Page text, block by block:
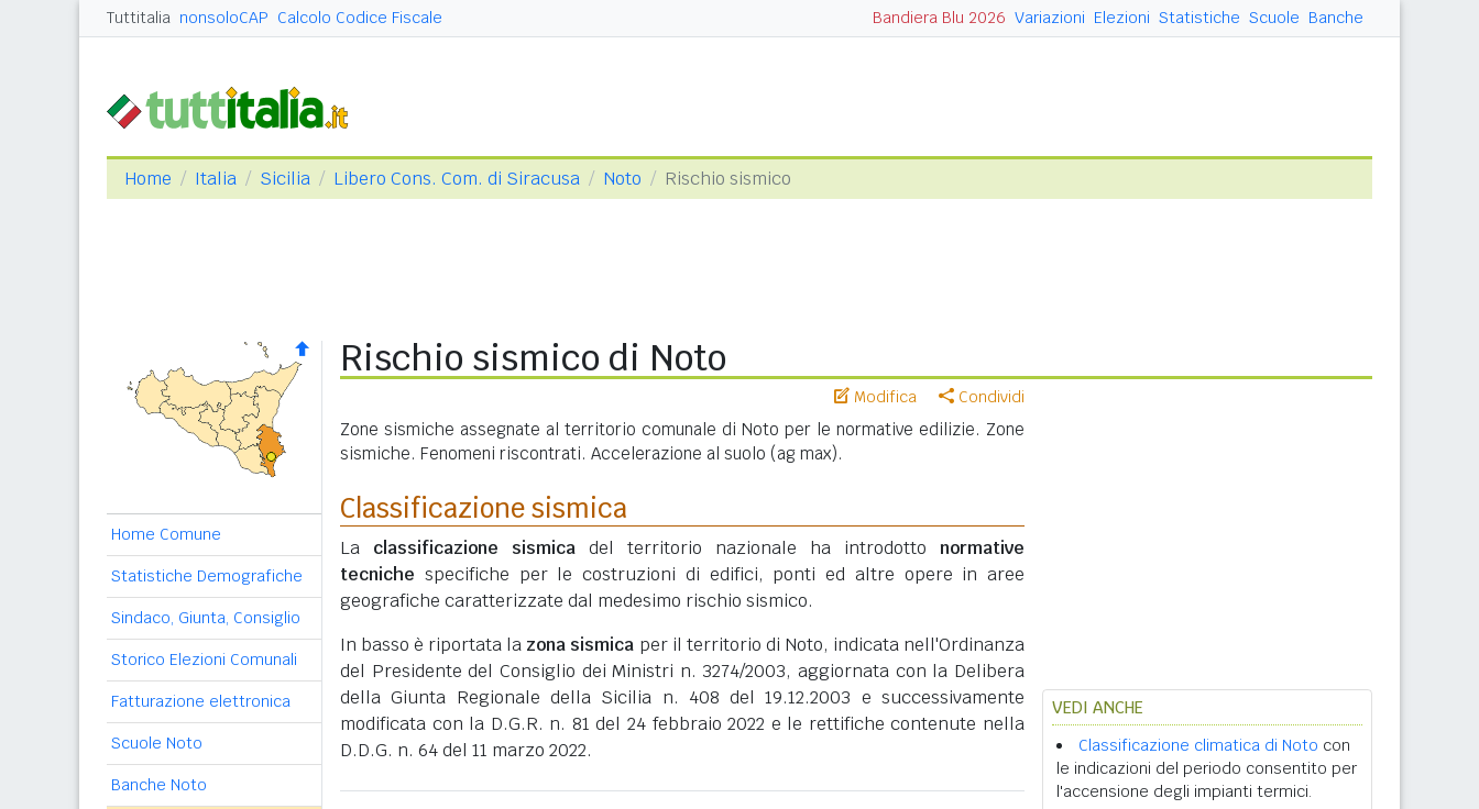
Tuttitalia nonsoloCAP Calcolo Codice Fiscale Bandiera Blu 2026 Variazioni Elezioni Statistiche Scuole Banche
Home Italia Sicilia Libero Cons. Com. di Siracusa Noto Rischio sismico
Home Comune
Statistiche Demografiche
Sindaco, Giunta, Consiglio
Storico Elezioni Comunali
Fatturazione elettronica
Scuole Noto
Banche Noto
Rischio sismico di Noto
Modifica Condividi
Zone sismiche assegnate al territorio comunale di Noto per le normative edilizie. Zone
sismiche. Fenomeni riscontrati. Accelerazione al suolo (ag max).
Classificazione sismica
La classificazione sismica del territorio nazionale ha introdotto normative
tecniche specifiche per le costruzioni di edifici, ponti ed altre opere in aree
geografiche caratterizzate dal medesimo rischio sismico.
In basso è riportata la zona sismica per il territorio di Noto, indicata nell'Ordinanza
del Presidente del Consiglio dei Ministri n. 3274/2003, aggiornata con la Delibera
della Giunta Regionale della Sicilia n. 408 del 19.12.2003 e successivamente
modificata con la D.G.R. n. 81 del 24 febbraio 2022 e le rettifiche contenute nella
D.D.G. n. 64 del 11 marzo 2022.
VEDI ANCHE
Classificazione climatica di Noto con
le indicazioni del periodo consentito per
l'accensione degli impianti termici.